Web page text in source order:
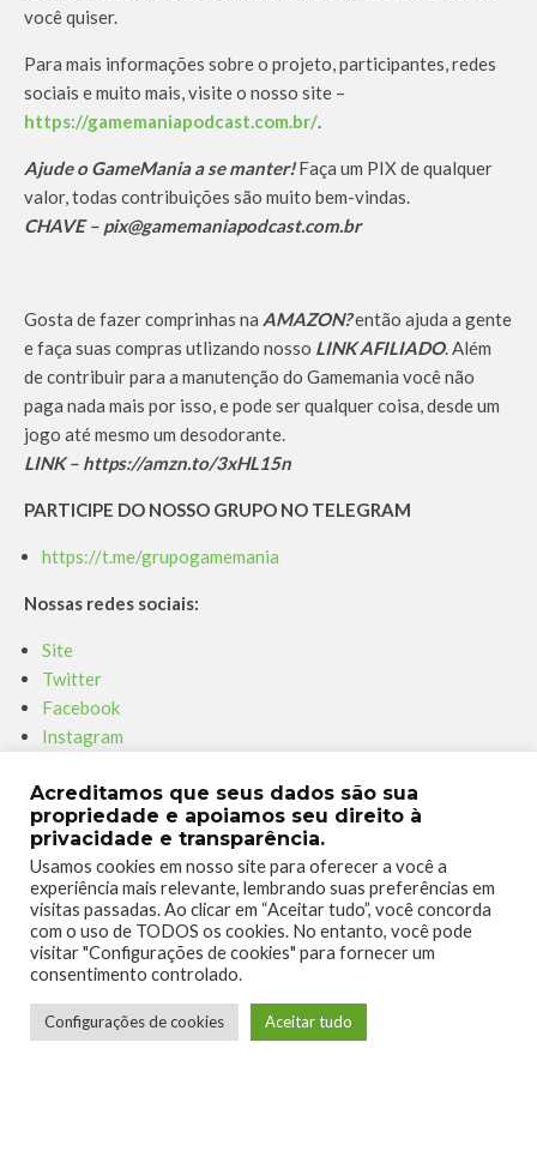
você quiser.
Para mais informações sobre o projeto, participantes, redes
sociais e muito mais, visite o nosso site –
https://gamemaniapodcast.com.br/
Ajude o GameMania a se manter!Faça um PIX de qualquer
valor, todas contribuições são muito bem-vindas.
CHAVE – pix@gamemaniapodcast.com.br
Gosta de fazer comprinhas na AMAZON?então ajuda a gente
e faça suas compras utlizando nosso LINK AFILIADO. Além
de contribuir para a manutenção do Gamemania você não
paga nada mais por isso, e pode ser qualquer coisa, desde um
jogo até mesmo um desodorante.
LINK – https://amzn.to/3xHL15n
PARTICIPE DO NOSSO GRUPO NO TELEGRAM
https://t.me/grupogamemania
Nossas redes sociais:
Site
Twitter
Facebook
Instagram
Twitch
Parceiro – Xboxmania
Site
Facebook
Twitter
Instagram
Youtube
Acreditamos que seus dados são sua
propriedade e apoiamos seu direito à
privacidade e transparência.
Usamos cookies em nosso site para oferecer a você a
experiência mais relevante, lembrando suas preferências em
visitas passadas. Ao clicar em “Aceitar tudo”, você concorda
com o uso de TODOS os cookies. No entanto, você pode
visitar "Configurações de cookies" para fornecer um
consentimento controlado.
Configurações de cookies Aceitar tudo